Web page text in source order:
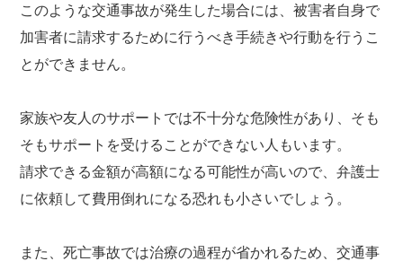
このような交通事故が発生した場合には、被害者自身で
加害者に請求するために行うべき手続きや行動を行うこ
とができません。
家族や友人のサポートでは不十分な危険性があり、そも
そもサポートを受けることができない人もいます。
請求できる金額が高額になる可能性が高いので、弁護士
に依頼して費用倒れになる恐れも小さいでしょう。
また、死亡事故では治療の過程が省かれるため、交通事